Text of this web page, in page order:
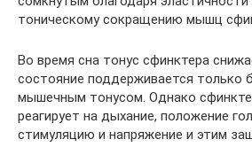
тоническому сокращению мышц
Во время сна тонус сфинктера
состояние поддерживается только
мышечным тонусом. Однако
реагирует на дыхание, положение
стимуляцию и напряжение и этим